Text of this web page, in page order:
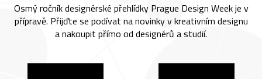
Osmý ročník designérské přehlídky Prague Design Week je v
přípravě. Přijďte se podívat na novinky v kreativním designu
a nakoupit přímo od designérů a studií.